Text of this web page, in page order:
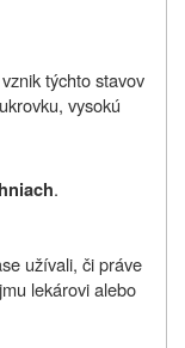
týchto stavov
vysokú
.
užívali, či práve
lekárovi alebo